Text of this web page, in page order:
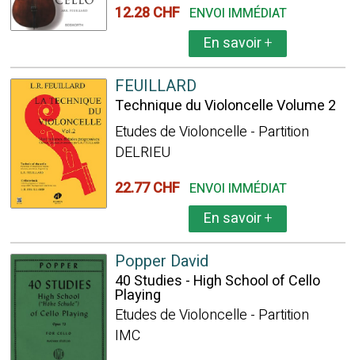
12.28 CHF ENVOI IMMÉDIAT
En savoir+
FEUILLARD
Technique du Violoncelle Volume 2
Etudes de Violoncelle - Partition
DELRIEU
22.77 CHF ENVOI IMMÉDIAT
En savoir+
Popper David
40 Studies - High School of Cello
Playing
Etudes de Violoncelle - Partition
IMC